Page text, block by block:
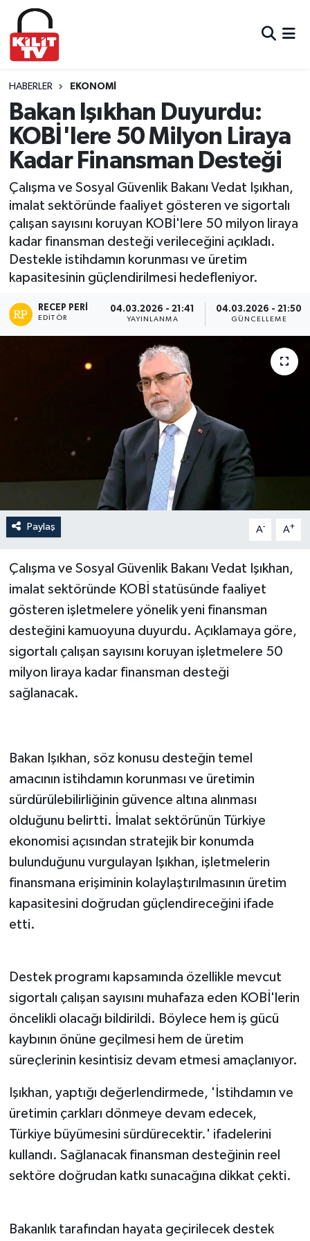
HABERLER EKONOMI
Bakan Işıkhan Duyurdu:
KOBİ'lere 50 Milyon Liraya
Kadar Finansman Desteği
Çalışma ve Sosyal Güvenlik Bakanı Vedat Işıkhan,
imalat sektöründe faaliyet gösteren ve sigortalı
çalışan sayısını koruyan KOBİ'lere 50 milyon liraya
kadar finansman desteği verileceğini açıkladı.
Destekle istihdamın korunması ve üretim
kapasitesinin güçlendirilmesi hedefleniyor.
RECEP PERI
EDITÖR
04.03.2026 - 21:41
YAYINLANMA
04.03.2026 - 21:50
GÜNCELLEME
Paylaş A- A+
Çalışma ve Sosyal Güvenlik Bakanı Vedat Işıkhan,
imalat sektöründe KOBİ statüsünde faaliyet
gösteren işletmelere yönelik yeni finansman
desteğini kamuoyuna duyurdu. Açıklamaya göre,
sigortalı çalışan sayısını koruyan işletmelere 50
milyon liraya kadar finansman desteği
sağlanacak.
Bakan Işıkhan, söz konusu desteğin temel
amacının istihdamın korunması ve üretimin
sürdürülebilirliğinin güvence altına alınması
olduğunu belirtti. İmalat sektörünün Türkiye
ekonomisi açısından stratejik bir konumda
bulunduğunu vurgulayan Işıkhan, işletmelerin
finansmana erişiminin kolaylaştırılmasının üretim
kapasitesini doğrudan güçlendireceğini ifade
etti.
Destek programı kapsamında özellikle mevcut
sigortalı çalışan sayısını muhafaza eden KOBİ'lerin
öncelikli olacağı bildirildi. Böylece hem iş gücü
kaybının önüne geçilmesi hem de üretim
süreçlerinin kesintisiz devam etmesi amaçlanıyor.
Işıkhan, yaptığı değerlendirmede, 'İstihdamın ve
üretimin çarkları dönmeye devam edecek,
Türkiye büyümesini sürdürecektir.' ifadelerini
kullandı. Sağlanacak finansman desteğinin reel
sektöre doğrudan katkı sunacağına dikkat çekti.
Bakanlık tarafından hayata geçirilecek destek
Hava Durumu
Trafik Durumu
Süper Lig Puan Durumu ve Fikstür
Tüm Manşetler
Son Dakika Haberleri
Haber Arşivi